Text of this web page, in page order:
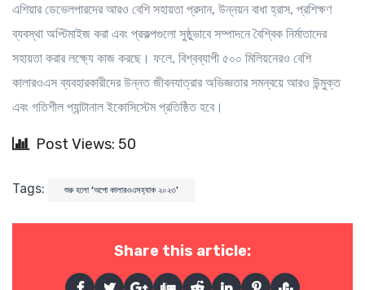
এশিয়ার ডেভেলপারদের আরও বেশি সহায়তা প্রদান, উন্নয়ন বাধা হ্রাস, প্রশিক্ষণ
ব্যবস্থা অপ্টিমাইজ করা এবং প্রকল্পগুলো সুষ্ঠুভাবে সম্পাদনে বৈশ্বিক নির্মাতাদের
সহায়তা করার লক্ষ্যে কাজ করছে। ফলে, বিশ্বব্যাপী ৫০০ মিলিয়নেরও বেশি
কালারওএস ব্যবহারকারীদের উন্নত জীবনযাত্রার অভিজ্ঞতার সমন্বয়ে আরও উন্মুক্ত
এবং গতিশীল প্যান্টানাল ইকোসিস্টেম প্রতিষ্ঠিত হবে।
Post Views: 50
Tags: শুরু হলো ‘অপো কালারওএসহ্যাক ২০২৩’
Share this article: